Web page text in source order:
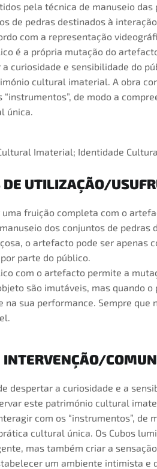
pela técnica de manuseio
de pedras destinados à
com a representação
é a própria mutação do
curiosidade e sensibilidade do
cultural imaterial. A obra
“instrumentos”, de modo a
única.
Imaterial; Identidade
DE UTILIZAÇÃO/
uma fruição completa com o
dos conjuntos de pedras
o artefacto pode ser apenas
parte do público.
com o artefacto permite a
são imutáveis, mas quando
na sua performance. Sempre
INTERVENÇÃO/
despertar a curiosidade e a
este património cultural
com os “instrumentos”, de
cultural única. Os Cubos
mas também criar a
um ambiente intimista e